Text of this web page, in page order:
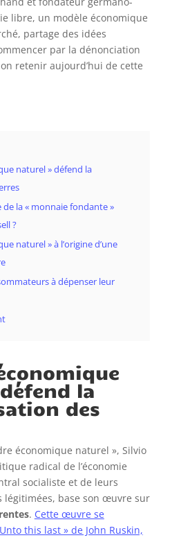
libre, un modèle économique
partage des idées
par la dénonciation
retenir aujourd’hui de cette
naturel » défend la
la « monnaie fondante »
?
naturel » à l’origine d’une
à dépenser leur
la
des
économique naturel », Silvio
radical de l’économie
socialiste et de leurs
légitimées, base son œuvre sur
. Cette œuvre se
this last » de John Ruskin,